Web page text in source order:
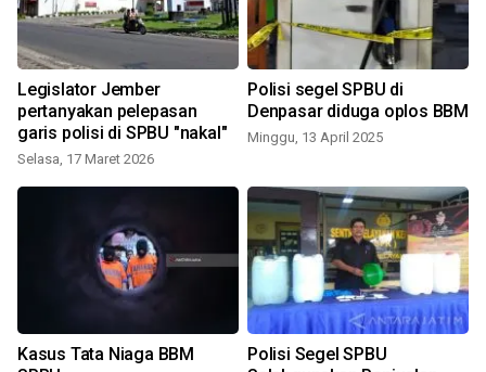
Legislator Jember
pertanyakan pelepasan
garis polisi di SPBU "nakal"
Selasa, 17 Maret 2026
Polisi segel SPBU di
Denpasar diduga oplos BBM
Minggu, 13 April 2025
Kasus Tata Niaga BBM
Polisi Segel SPBU